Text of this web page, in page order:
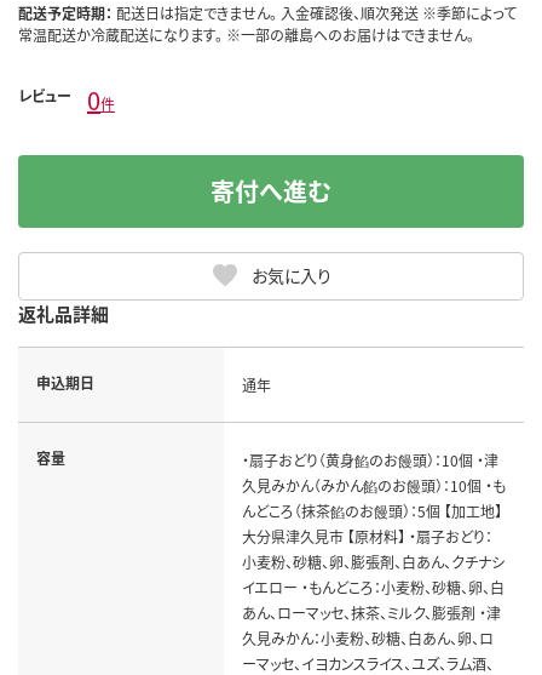
配送予定時期： 配送日は指定できません。 入金確認後、順次発送 ※季節によって
常温配送か冷蔵配送になります。 ※一部の離島へのお届けはできません。
レビュー 0件
お気に入り
寄付へ進む
返礼品詳細
申込期日 通年
容量
・扇子おどり（黄身餡のお饅頭）：10個 ・津
久見みかん（みかん餡のお饅頭）：10個 ・も
んどころ（抹茶餡のお饅頭）：5個 【加工地】
大分県津久見市 【原材料】 ・扇子おどり：
小麦粉、砂糖、卵、膨張剤、白あん、クチナシ
イエロー ・もんどころ：小麦粉、砂糖、卵、白
あん、ローマッセ、抹茶、ミルク、膨張剤 ・津
久見みかん：小麦粉、砂糖、白あん、卵、ロ
ーマッセ、イヨカンスライス、ユズ、ラム酒、